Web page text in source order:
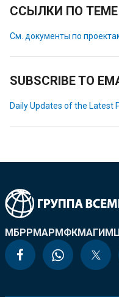
ССЫЛКИ ПО ТЕМЕ
См. документы по
SUBSCRIBE TO
Daily Updates of the Latest
МБРРМАРМФКМАГИ